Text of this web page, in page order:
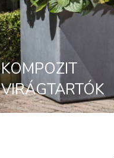
KOMPOZIT
VIRÁGTARTÓK